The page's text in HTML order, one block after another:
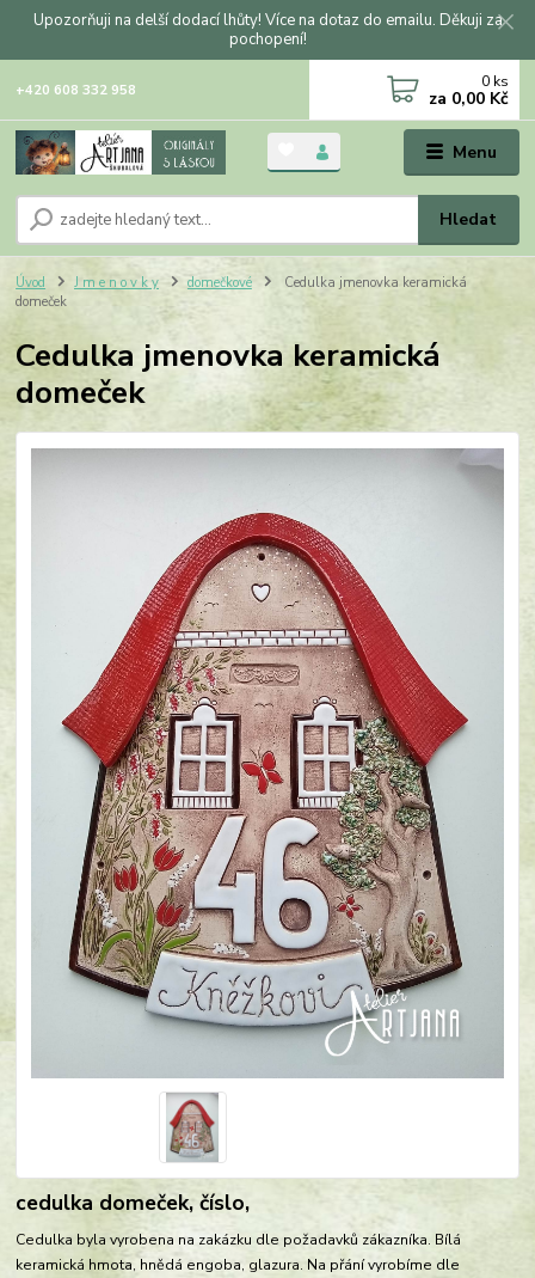
Upozorňuji na delší dodací lhůty! Více na dotaz do emailu. Děkuji za
pochopení!
Menu
Hledat
+420 608 332 958 0 ks
za 0,00 Kč
Úvod J m e n o v k y domečkové
Cedulka jmenovka keramická
domeček
Cedulka jmenovka keramická
domeček
cedulka domeček, číslo,
Cedulka byla vyrobena na zakázku dle požadavků zákazníka. Bílá
keramická hmota, hnědá engoba, glazura. Na přání vyrobíme dle